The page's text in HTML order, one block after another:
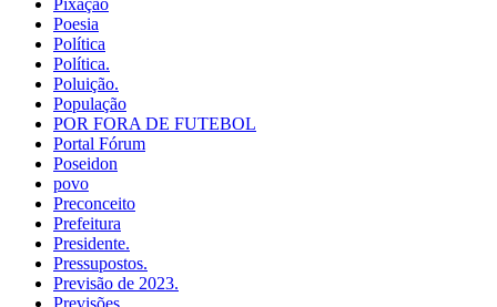
Pixação
Poesia
Política
Política.
Poluição.
População
POR FORA DE FUTEBOL
Portal Fórum
Poseidon
povo
Preconceito
Prefeitura
Presidente.
Pressupostos.
Previsão de 2023.